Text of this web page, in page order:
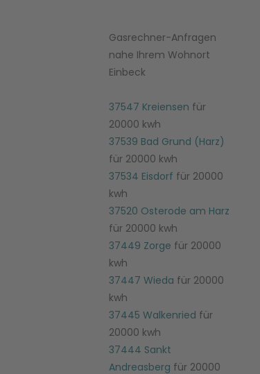
Gasrechner-Anfragen
nahe Ihrem Wohnort
Einbeck
37547 Kreiensen für
20000 kwh
37539 Bad Grund (Harz)
für 20000 kwh
37534 Eisdorf für 20000
kwh
37520 Osterode am Harz
für 20000 kwh
37449 Zorge für 20000
kwh
37447 Wieda für 20000
kwh
37445 Walkenried für
20000 kwh
37444 Sankt
Andreasberg für 20000